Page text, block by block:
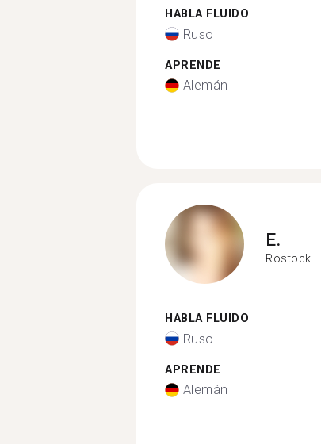
HABLA FLUIDO
Ruso
APRENDE
Alemán
E.
Rostock
HABLA FLUIDO
Ruso
APRENDE
Alemán